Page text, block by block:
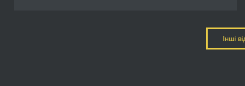
Інші